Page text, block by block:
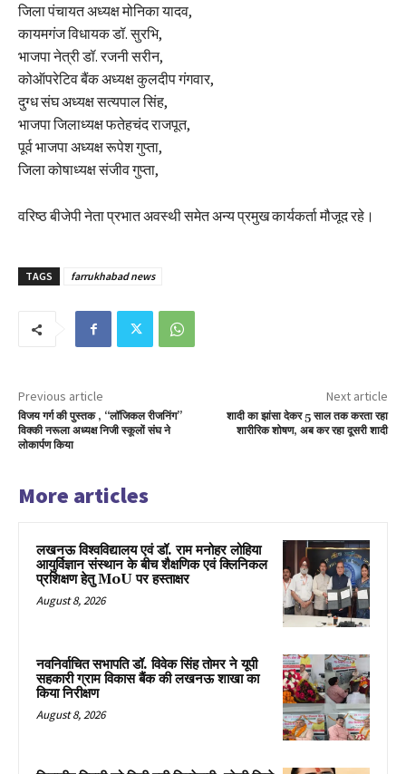
जिला पंचायत अध्यक्ष मोनिका यादव,
कायमगंज विधायक डॉ. सुरभि,
भाजपा नेत्री डॉ. रजनी सरीन,
कोऑपरेटिव बैंक अध्यक्ष कुलदीप गंगवार,
दुग्ध संघ अध्यक्ष सत्यपाल सिंह,
भाजपा जिलाध्यक्ष फतेहचंद राजपूत,
पूर्व भाजपा अध्यक्ष रूपेश गुप्ता,
जिला कोषाध्यक्ष संजीव गुप्ता,
वरिष्ठ बीजेपी नेता प्रभात अवस्थी समेत अन्य प्रमुख कार्यकर्ता मौजूद रहे।
TAGS farrukhabad news
Previous article
विजय गर्ग की पुस्तक , “लॉजिकल रीजनिंग”
विक्की नरूला अध्यक्ष निजी स्कूलों संघ ने
लोकार्पण किया
Next article
शादी का झांसा देकर 5 साल तक करता रहा
शारीरिक शोषण, अब कर रहा दूसरी शादी
More articles
लखनऊ विश्वविद्यालय एवं डॉ. राम मनोहर लोहिया
आयुर्विज्ञान संस्थान के बीच शैक्षणिक एवं क्लिनिकल
प्रशिक्षण हेतु MoU पर हस्ताक्षर
August 8, 2026
नवनिर्वाचित सभापति डॉ. विवेक सिंह तोमर ने यूपी
सहकारी ग्राम विकास बैंक की लखनऊ शाखा का
किया निरीक्षण
August 8, 2026